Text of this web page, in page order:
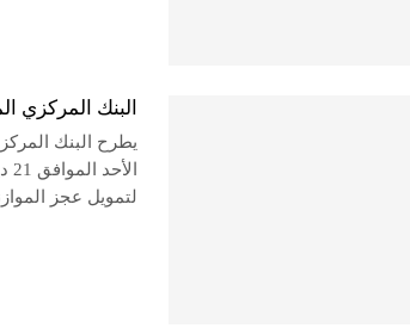
البنك المركزي
لتمويل عجز